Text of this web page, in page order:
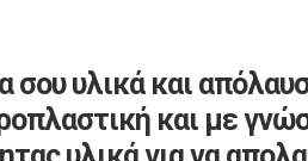
σου υλικά και
και με